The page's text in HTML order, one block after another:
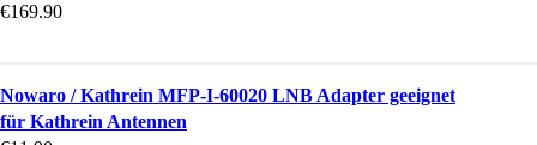
€169.90
Nowaro / Kathrein MFP-I-60020 LNB Adapter geeignet
für Kathrein Antennen